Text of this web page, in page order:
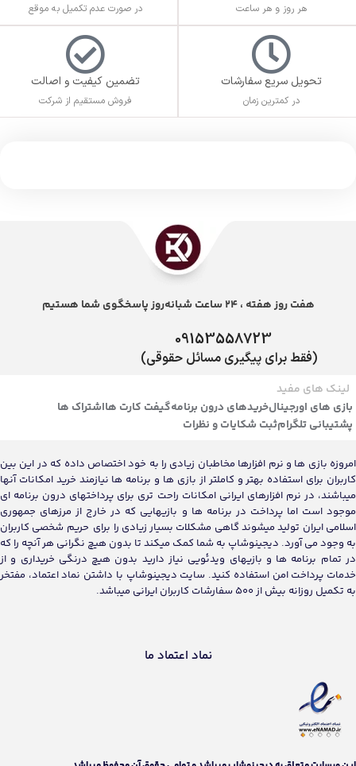
هر روز و هر ساعت در صورت عدم تکمیل به موقع
تحویل سریع سفارشات
در کمترین زمان
تضمین کیفیت و اصالت
فروش مستقیم از شرکت
هفت روز هفته ، 24 ساعت شبانه‌روز پاسخگوی شما هستیم
09153558723
(فقط برای پیگیری مسائل حقوقی)
لینک های مفید
بازی های اورجینالخریدهای درون برنامهگیفت کارت هااشتراک ها
پشتیبانی تلگرامثبت شکایات و نظرات
امروزه بازی ها و نرم افزارها مخاطبان زیادی را به خود اختصاص داده که در این بین
کاربران برای استفاده بهتر و کاملتر از بازی ها و برنامه ها نیازمند خرید امکانات آنها
میباشند، در نرم افزارهای ایرانی امکانات راحت تری برای پرداختهای درون برنامه ای
موجود است اما پرداخت در برنامه ها و بازیهایی که در خارج از مرزهای جمهوری
اسلامی ایران تولید میشوند گاهی مشکلات بسیار زیادی را برای حریم شخصی کاربران
به وجود می آورد. دیجینوشاپ به شما کمک میکند تا بدون هیچ نگرانی هر آنچه را که
در تمام برنامه ها و بازیهای ویدئویی نیاز دارید بدون هیچ درنگی خریداری و از
خدمات پرداخت امن استفاده کنید. سایت دیجینوشاپ با داشتن نماد اعتماد، مفتخر
به تکمیل روزانه بیش از 500 سفارشات کاربران ایرانی میباشد.
نماد اعتماد ما